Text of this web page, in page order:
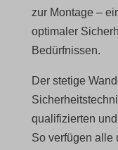
zur Montage –
optimaler
Bedürfnissen.
Der stetige
qualifizierten
So verfügen alle